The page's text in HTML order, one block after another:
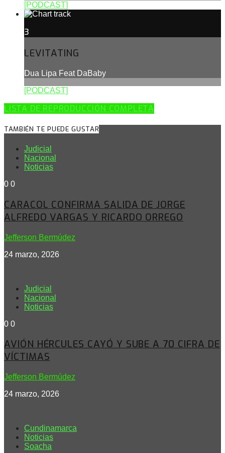
[PODCAST]
3
LEVITATING
Dua Lipa Feat DaBaby
[PODCAST]
LISTA DE REPRODUCCIÓN COMPLETA
TAMBIÉN TE PUEDE GUSTAR
Judicial
Nacional
Noticias
0 0
CARACOL CONFIRMA SALIDA DE JORGE
ALFREDO VARGAS Y RICARDO ORREGO
Jefferson Bermúdez
24 marzo, 2026
Judicial
Nacional
Noticias
0 0
AVIÓN HÉRCULES CAYÓ Y SUBE A 70 CIFRA DE
VÍCTIMAS
Jefferson Bermúdez
24 marzo, 2026
Cundinamarca
Noticias
Soacha